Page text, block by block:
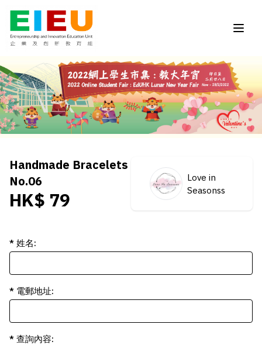
Handmade Bracelets
No.06
HK$ 79
Love in
Seasonss
* 姓名:
* 電郵地址:
* 查詢內容: